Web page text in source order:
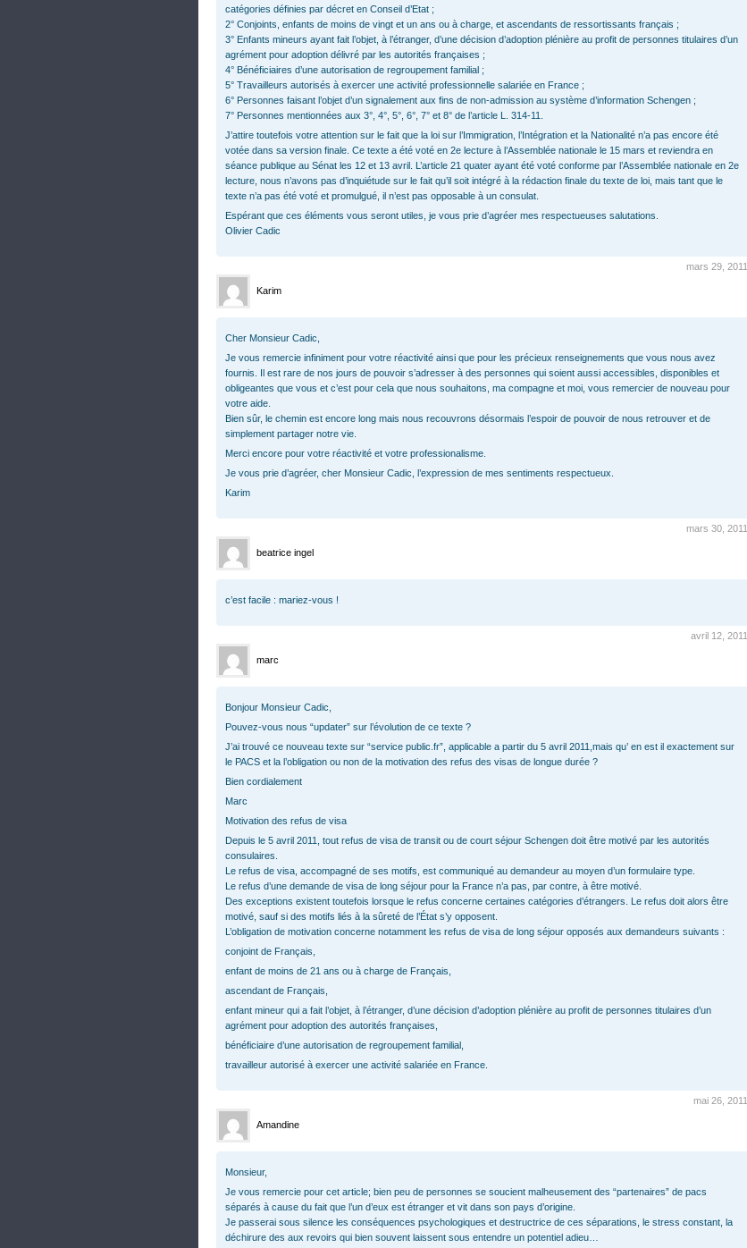
catégories définies par décret en Conseil d’Etat ;
2° Conjoints, enfants de moins de vingt et un ans ou à charge, et ascendants de ressortissants français ;
3° Enfants mineurs ayant fait l’objet, à l’étranger, d’une décision d’adoption plénière au profit de personnes titulaires d’un
agrément pour adoption délivré par les autorités françaises ;
4° Bénéficiaires d’une autorisation de regroupement familial ;
5° Travailleurs autorisés à exercer une activité professionnelle salariée en France ;
6° Personnes faisant l’objet d’un signalement aux fins de non-admission au système d’information Schengen ;
7° Personnes mentionnées aux 3°, 4°, 5°, 6°, 7° et 8° de l’article L. 314-11.
J’attire toutefois votre attention sur le fait que la loi sur l’Immigration, l’Intégration et la Nationalité n’a pas encore été
votée dans sa version finale. Ce texte a été voté en 2e lecture à l’Assemblée nationale le 15 mars et reviendra en
séance publique au Sénat les 12 et 13 avril. L’article 21 quater ayant été voté conforme par l’Assemblée nationale en 2e
lecture, nous n’avons pas d’inquiétude sur le fait qu’il soit intégré à la rédaction finale du texte de loi, mais tant que le
texte n’a pas été voté et promulgué, il n’est pas opposable à un consulat.
Espérant que ces éléments vous seront utiles, je vous prie d’agréer mes respectueuses salutations.
Olivier Cadic
mars 29, 2011
Karim
Cher Monsieur Cadic,
Je vous remercie infiniment pour votre réactivité ainsi que pour les précieux renseignements que vous nous avez
fournis. Il est rare de nos jours de pouvoir s’adresser à des personnes qui soient aussi accessibles, disponibles et
obligeantes que vous et c’est pour cela que nous souhaitons, ma compagne et moi, vous remercier de nouveau pour
votre aide.
Bien sûr, le chemin est encore long mais nous recouvrons désormais l’espoir de pouvoir de nous retrouver et de
simplement partager notre vie.
Merci encore pour votre réactivité et votre professionalisme.
Je vous prie d’agréer, cher Monsieur Cadic, l’expression de mes sentiments respectueux.
Karim
mars 30, 2011
beatrice ingel
c’est facile : mariez-vous !
avril 12, 2011
marc
Bonjour Monsieur Cadic,
Pouvez-vous nous “updater” sur l’évolution de ce texte ?
J’ai trouvé ce nouveau texte sur “service public.fr”, applicable a partir du 5 avril 2011,mais qu’ en est il exactement sur
le PACS et la l’obligation ou non de la motivation des refus des visas de longue durée ?
Bien cordialement
Marc
Motivation des refus de visa
Depuis le 5 avril 2011, tout refus de visa de transit ou de court séjour Schengen doit être motivé par les autorités
consulaires.
Le refus de visa, accompagné de ses motifs, est communiqué au demandeur au moyen d’un formulaire type.
Le refus d’une demande de visa de long séjour pour la France n’a pas, par contre, à être motivé.
Des exceptions existent toutefois lorsque le refus concerne certaines catégories d’étrangers. Le refus doit alors être
motivé, sauf si des motifs liés à la sûreté de l’État s’y opposent.
L’obligation de motivation concerne notamment les refus de visa de long séjour opposés aux demandeurs suivants :
conjoint de Français,
enfant de moins de 21 ans ou à charge de Français,
ascendant de Français,
enfant mineur qui a fait l’objet, à l’étranger, d’une décision d’adoption plénière au profit de personnes titulaires d’un
agrément pour adoption des autorités françaises,
bénéficiaire d’une autorisation de regroupement familial,
travailleur autorisé à exercer une activité salariée en France.
mai 26, 2011
Amandine
Monsieur,
Je vous remercie pour cet article; bien peu de personnes se soucient malheusement des “partenaires” de pacs
séparés à cause du fait que l’un d’eux est étranger et vit dans son pays d’origine.
Je passerai sous silence les conséquences psychologiques et destructrice de ces séparations, le stress constant, la
déchirure des aux revoirs qui bien souvent laissent sous entendre un potentiel adieu…